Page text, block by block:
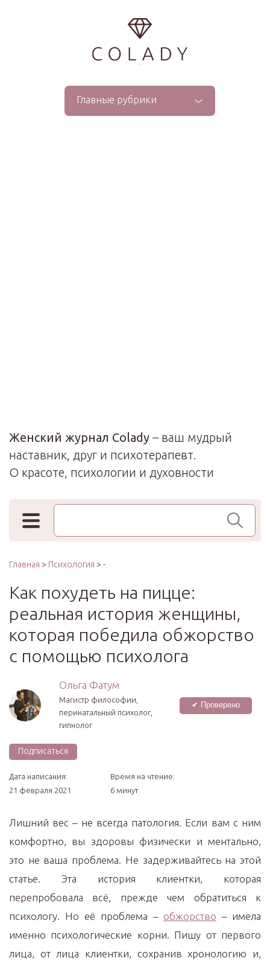
Главные рубрики
Женский журнал Colady – ваш мудрый
наставник, друг и психотерапевт.
О красоте, психологии и духовности
Поиск по сайту
Главная > Психология > -
Как похудеть на пицце:
реальная история женщины,
которая победила обжорство
с помощью психолога
Ольга Фатум
Магистр философии,
перинатальный психолог,
гипнолог
✔ Проверено
Подписаться
Дата написания:
21 февраля 2021
Время на чтение:
6 минут
Лишний вес – не всегда патология. Если вам с ним
комфортно, вы здоровы физически и ментально,
это не ваша проблема. Не задерживайтесь на этой
статье. Эта история клиентки, которая
перепробовала всё, прежде чем обратиться к
психологу. Но её проблема – обжорство – имела
именно психологические корни. Пишу от первого
лица, от лица клиентки, сохранив хронологию и,